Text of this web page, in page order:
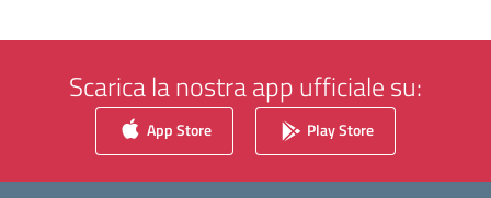
Scarica la nostra app ufficiale su:
App Store Play Store